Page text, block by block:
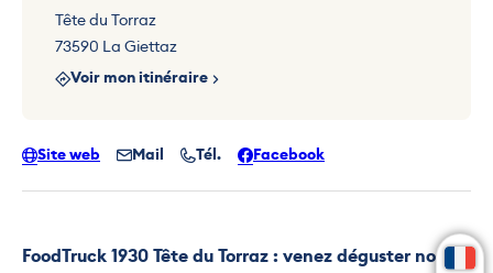
FoodTruck 1930 Tête du Torraz : venez déguster nos
Tête du Torraz
73590 La Giettaz
Voir mon itinéraire
Site web Mail Tél. Facebook